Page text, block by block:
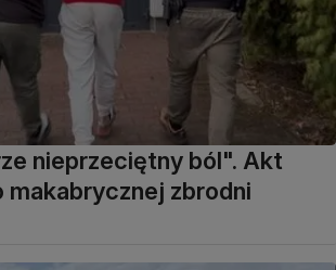
nieprzeciętny ból". Akt
makabrycznej zbrodni